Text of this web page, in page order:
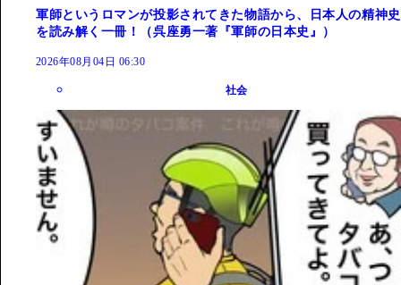
軍師というロマンが投影されてきた物語から、日本人の精神史
を読み解く一冊！（呉座勇一著『軍師の日本史』）
2026年08月04日 06:30
社会